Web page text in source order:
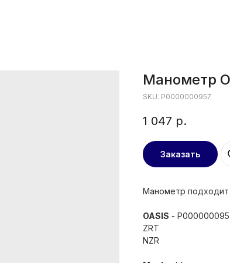
Манометр
SKU: P0000000957
1 047 р.
Заказать
Манометр
OASIS -
ZRT
NZR